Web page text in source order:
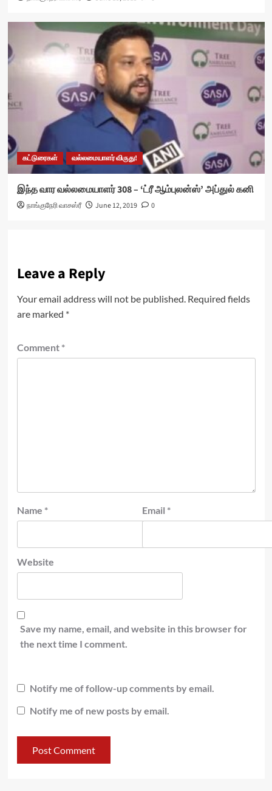
கட்டுரைகள் வல்லமையாளர் விருது!
இந்த வார வல்லமையாளர் 308 – ‘ட்ரீ ஆம்புலன்ஸ்’ அப்துல் கனி
நாங்குநேரி வாசஸ்ரீ June 12, 2019 0
Leave a Reply
Your email address will not be published. Required fields
are marked *
Comment *
Name * Email *
Website
Save my name, email, and website in this browser for
the next time I comment.
Notify me of follow-up comments by email.
Notify me of new posts by email.